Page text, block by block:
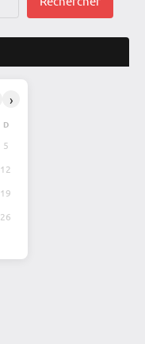
›
D
5
12
19
26